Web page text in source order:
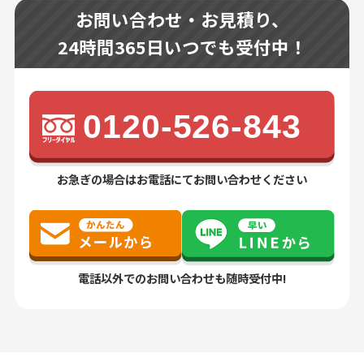
お問い合わせ・お見積り、
24時間365日いつでも受付中！
0120-526-843
お急ぎの場合はお電話にてお問い合わせください
電話以外でのお問い合わせも随時受付中!